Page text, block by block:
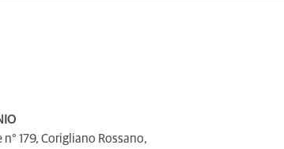
179, Corigliano Rossano,